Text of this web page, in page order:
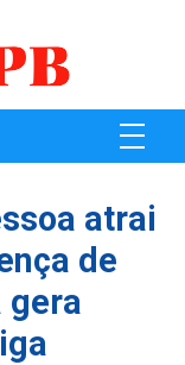
atrai
de
gera